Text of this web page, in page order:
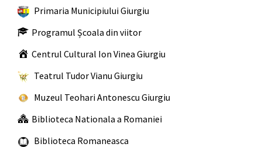
Primaria Municipiului Giurgiu
Programul Școala din viitor
Centrul Cultural Ion Vinea Giurgiu
Teatrul Tudor Vianu Giurgiu
Muzeul Teohari Antonescu Giurgiu
Biblioteca Nationala a Romaniei
Biblioteca Romaneasca